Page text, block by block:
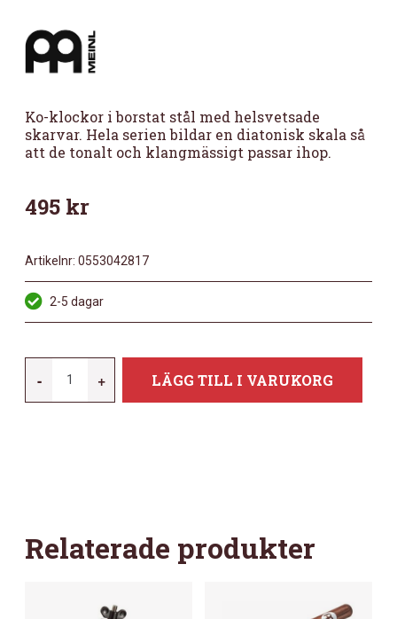
Ko-klockor i borstat stål med helsvetsade
skarvar. Hela serien bildar en diatonisk skala så
att de tonalt och klangmässigt passar ihop.
495 kr
Artikelnr: 0553042817
2-5 dagar
-
STB45M
+ LÄGG TILL I VARUKORG
Relaterade produkter